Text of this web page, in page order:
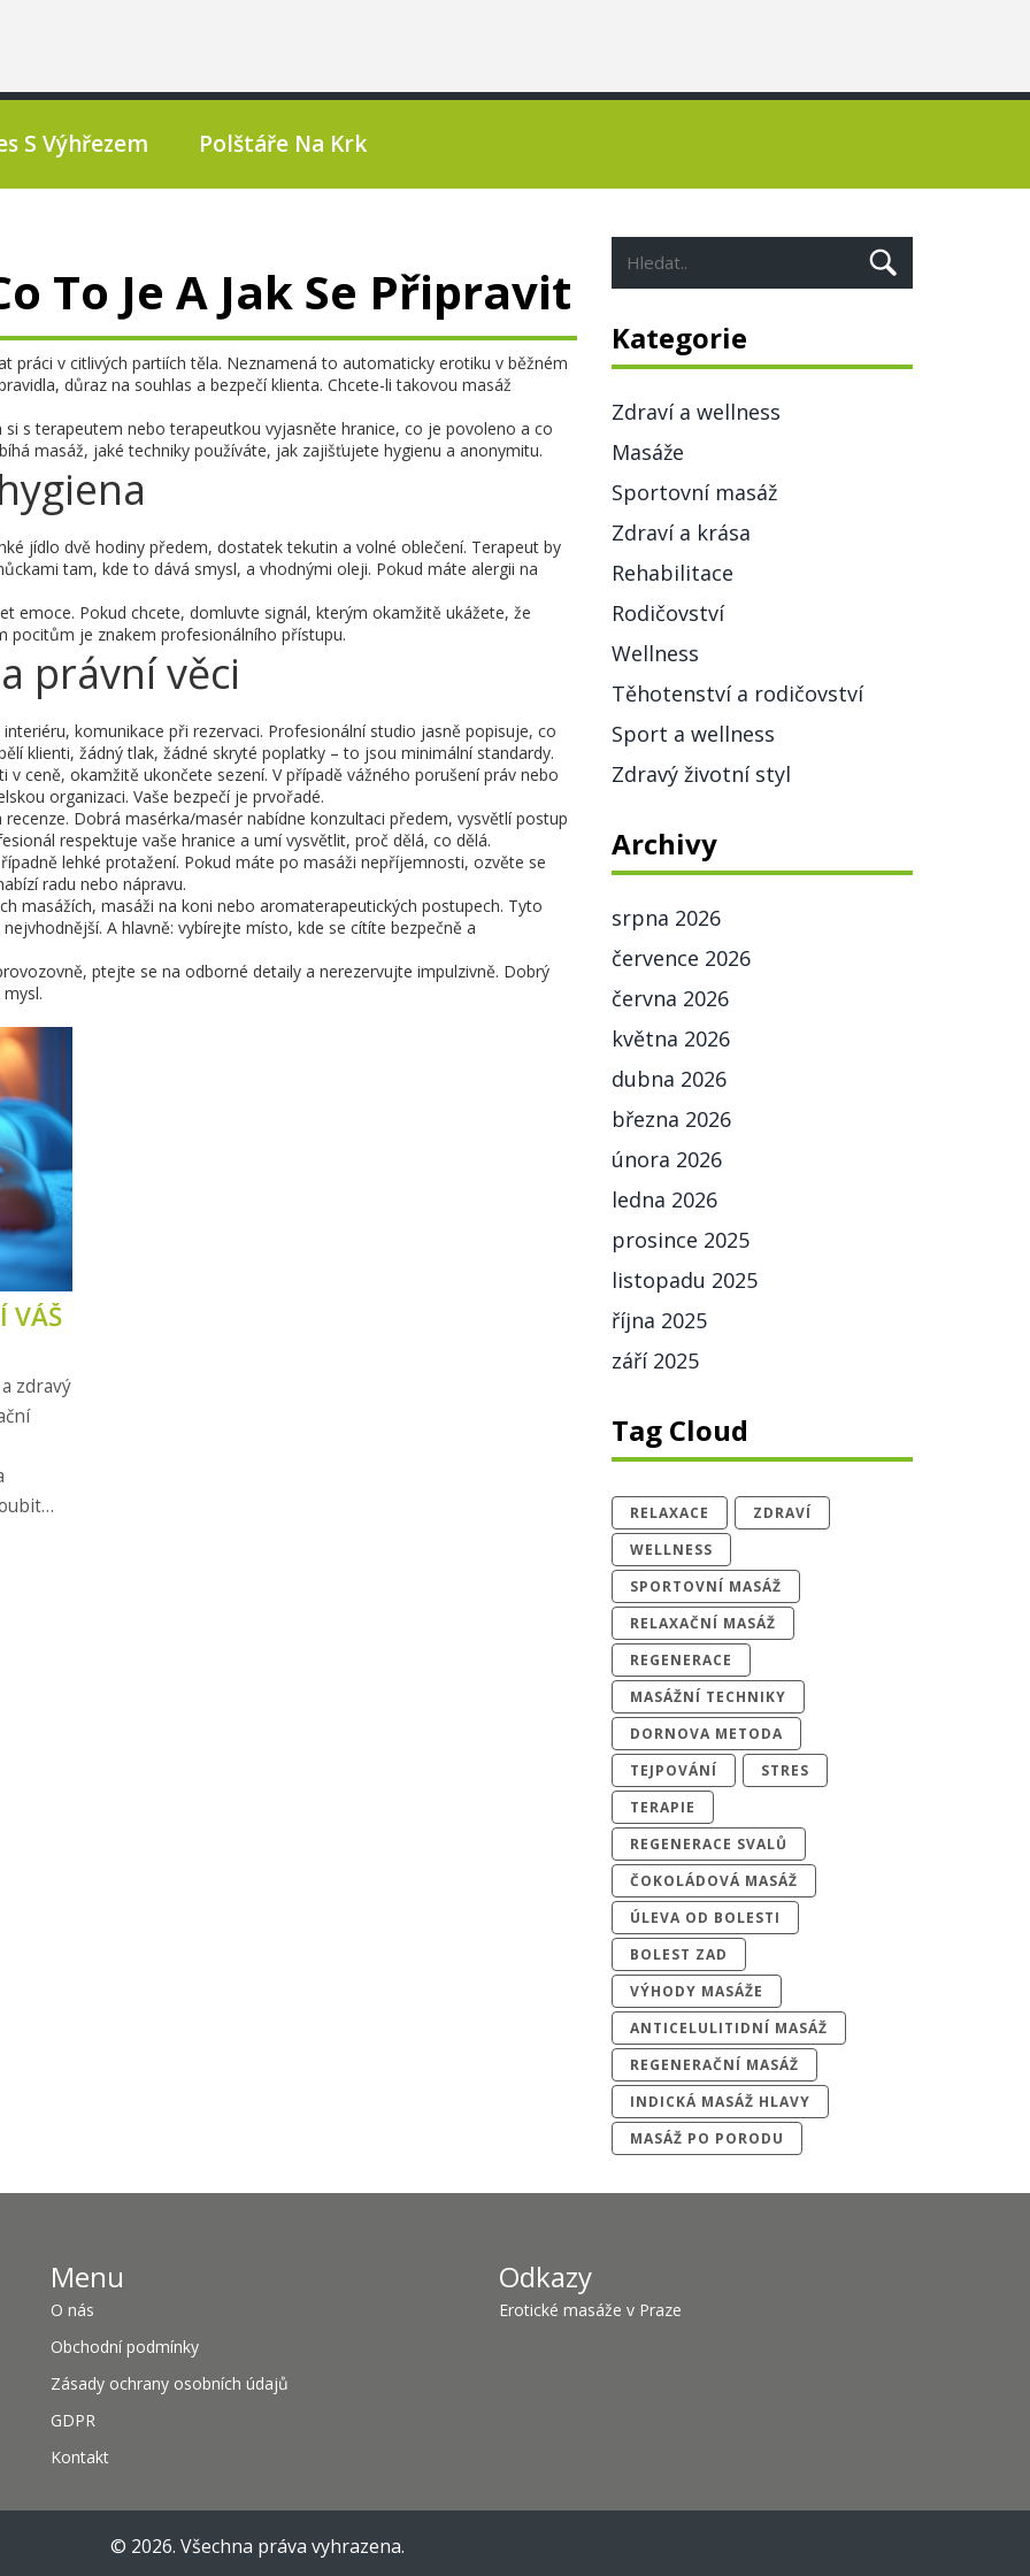
S Výhřezem Polštáře Na Krk
To Je A Jak Se Připravit
práci v citlivých partiích těla. Neznamená to automaticky erotiku v běžném
důraz na souhlas a bezpečí klienta. Chcete-li takovou masáž
s terapeutem nebo terapeutkou vyjasněte hranice, co je povoleno a co
masáž, jaké techniky používáte, jak zajišťujete hygienu a anonymitu.
jídlo dvě hodiny předem, dostatek tekutin a volné oblečení. Terapeut by
tam, kde to dává smysl, a vhodnými oleji. Pokud máte alergii na
emoce. Pokud chcete, domluvte signál, kterým okamžitě ukážete, že
pocitům je znakem profesionálního přístupu.
právní věci
komunikace při rezervaci. Profesionální studio jasně popisuje, co
klienti, žádný tlak, žádné skryté poplatky – to jsou minimální standardy.
ceně, okamžitě ukončete sezení. V případě vážného porušení práv nebo
organizaci. Vaše bezpečí je prvořadé.
Dobrá masérka/masér nabídne konzultaci předem, vysvětlí postup
respektuje vaše hranice a umí vysvětlit, proč dělá, co dělá.
lehké protažení. Pokud máte po masáži nepříjemnosti, ozvěte se
radu nebo nápravu.
masážích, masáži na koni nebo aromaterapeutických postupech. Tyto
A hlavně: vybírejte místo, kde se cítíte bezpečně a
ptejte se na odborné detaily a nerezervujte impulzivně. Dobrý
VÁŠ
zdravý
vámi
Kategorie
Zdraví a wellness
Masáže
Sportovní masáž
Zdraví a krása
Rehabilitace
Rodičovství
Wellness
Těhotenství a rodičovství
Sport a wellness
Zdravý životní styl
Archivy
srpna 2026
července 2026
června 2026
května 2026
dubna 2026
března 2026
února 2026
ledna 2026
prosince 2025
listopadu 2025
října 2025
září 2025
Tag Cloud
RELAXACE
ZDRAVÍ
WELLNESS
SPORTOVNÍ MASÁŽ
RELAXAČNÍ MASÁŽ
REGENERACE
MASÁŽNÍ TECHNIKY
DORNOVA METODA
TEJPOVÁNÍ
STRES
TERAPIE
REGENERACE SVALŮ
ČOKOLÁDOVÁ MASÁŽ
ÚLEVA OD BOLESTI
BOLEST ZAD
VÝHODY MASÁŽE
ANTICELULITIDNÍ MASÁŽ
REGENERAČNÍ MASÁŽ
INDICKÁ MASÁŽ HLAVY
MASÁŽ PO PORODU
Menu
O nás
Obchodní podmínky
Zásady ochrany osobních údajů
GDPR
Kontakt
Odkazy
Erotické masáže v Praze
© 2026. Všechna práva vyhrazena.